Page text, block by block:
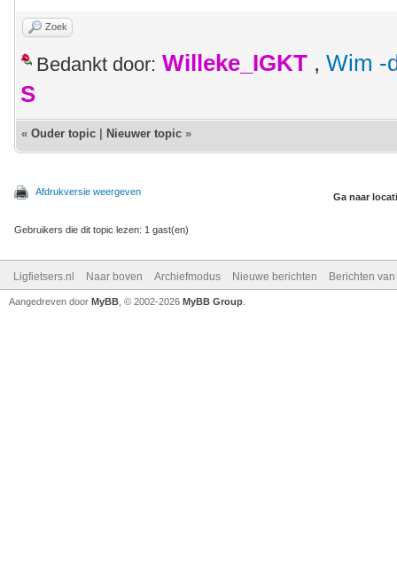
Zoek
Bedankt door: Willeke_IGKT , Wim -
S
« Ouder topic Nieuwer topic »
Afdrukversie weergeven Ga naar
Gebruikers die dit topic lezen: 1 gast(en)
Ligfietsers.nl Naar boven Archiefmodus Nieuwe berichten Berichten
Aangedreven door MyBB , © 2002-2026 MyBB Group